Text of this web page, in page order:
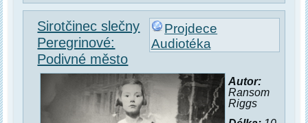
Projdece
Audiotéka
Sirotčinec slečny
Peregrinové:
Podivné město
Autor:
Ransom
Riggs